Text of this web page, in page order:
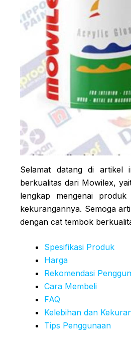
Selamat datang di artikel
berkualitas dari Mowilex,
lengkap mengenai
kekurangannya. Semoga
dengan cat tembok
Spesifikasi Produk
Harga
Rekomendasi
Cara Membeli
FAQ
Kelebihan dan
Tips Penggunaan